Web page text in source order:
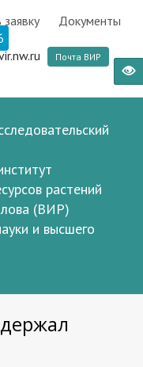
Документы
Почта ВИР
растений
(ВИР)
и высшего